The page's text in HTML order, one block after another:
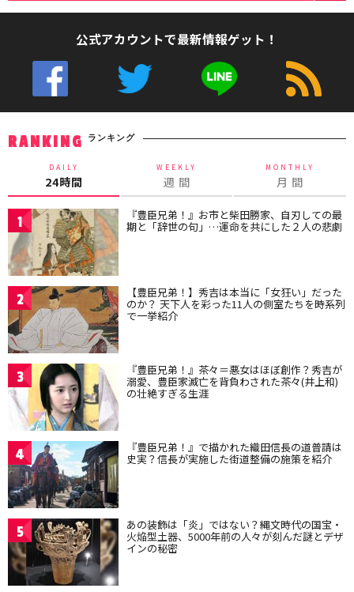
公式アカウントで最新情報ゲット！
RANKING ランキング
DAILY
24時間
WEEKLY
週 間
MONTHLY
月 間
1 『豊臣兄弟！』お市と柴田勝家、自刃しての最
期と「辞世の句」…運命を共にした２人の悲劇
2 【豊臣兄弟！】秀吉は本当に「女狂い」だった
のか？ 天下人を彩った11人の側室たちを時系列
で一挙紹介
3 『豊臣兄弟！』茶々＝悪女はほぼ創作？秀吉が
溺愛、豊臣家滅亡を背負わされた茶々(井上和)
の壮絶すぎる生涯
4 『豊臣兄弟！』で描かれた織田信長の道普請は
史実？信長が実施した街道整備の施策を紹介
5 あの装飾は「炎」ではない？縄文時代の国宝・
火焔型土器、5000年前の人々が刻んだ謎とデザ
インの秘密